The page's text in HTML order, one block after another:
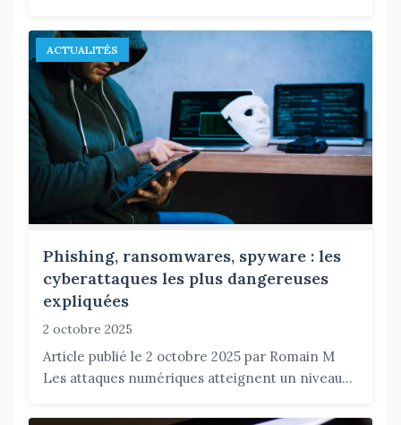
ACTUALITÉS
Phishing, ransomwares, spyware : les
cyberattaques les plus dangereuses
expliquées
2 octobre 2025
Article publié le 2 octobre 2025 par Romain M
Les attaques numériques atteignent un niveau...